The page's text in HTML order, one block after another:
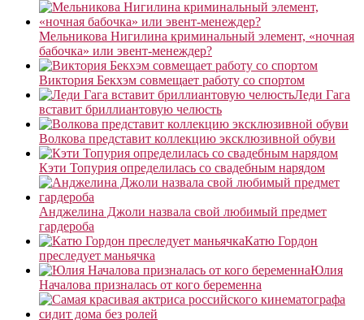
Мельникова Нигилина криминальный элемент, «ночная
бабочка» или эвент-менеждер?
Виктория Бекхэм совмещает работу со спортом
Леди Гага
вставит бриллиантовую челюсть
Волкова представит коллекцию эксклюзивной обуви
Кэти Топурия определилась со свадебным нарядом
Анджелина Джоли назвала свой любимый предмет
гардероба
Катю Гордон
преследует маньячка
Юлия
Началова призналась от кого беременна